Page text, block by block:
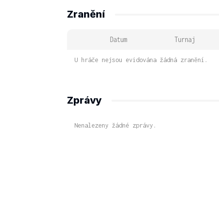
Zranění
Datum Turnaj
U hráče nejsou evidována žádná zranění.
Zprávy
Nenalezeny žádné zprávy.